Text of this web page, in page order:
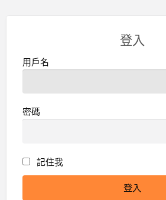
登入
用戶名
密碼
記住我